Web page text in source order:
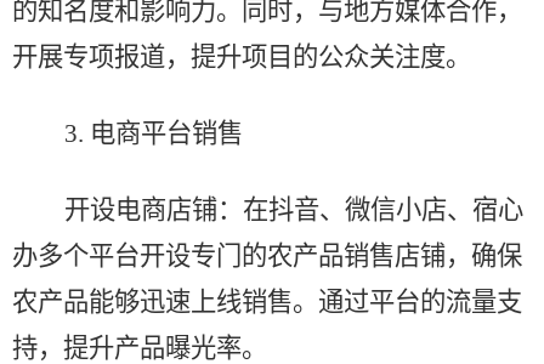
的知名度和影响力。同时，与地方媒体合作，
开展专项报道，提升项目的公众关注度。
3. 电商平台销售
开设电商店铺：在抖音、微信小店、宿心
办多个平台开设专门的农产品销售店铺，确保
农产品能够迅速上线销售。通过平台的流量支
持，提升产品曝光率。